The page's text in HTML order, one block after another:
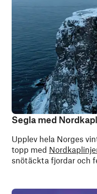
Segla med
Upplev hela Norges
topp med
snötäckta fjordar och